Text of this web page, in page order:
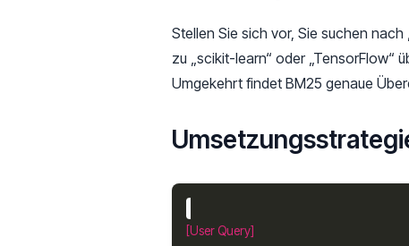
Stellen Sie sich vor, Sie suchen
zu „scikit-learn“ oder „TensorFlow“
Umgekehrt findet BM25 genaue